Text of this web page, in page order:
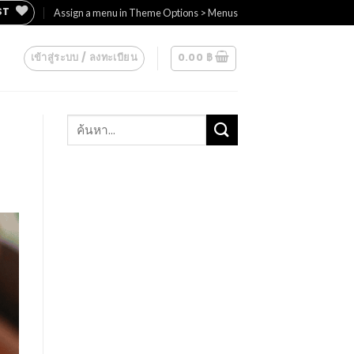
Assign a menu in Theme Options > Menus
เข้าสู่ระบบ / ลงทะเบียน 0.00 ฿